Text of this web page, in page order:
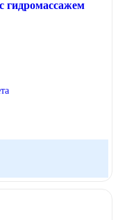
гидромассажем